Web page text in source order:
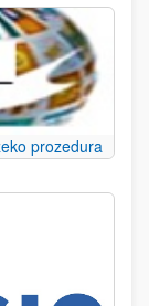
prozedura